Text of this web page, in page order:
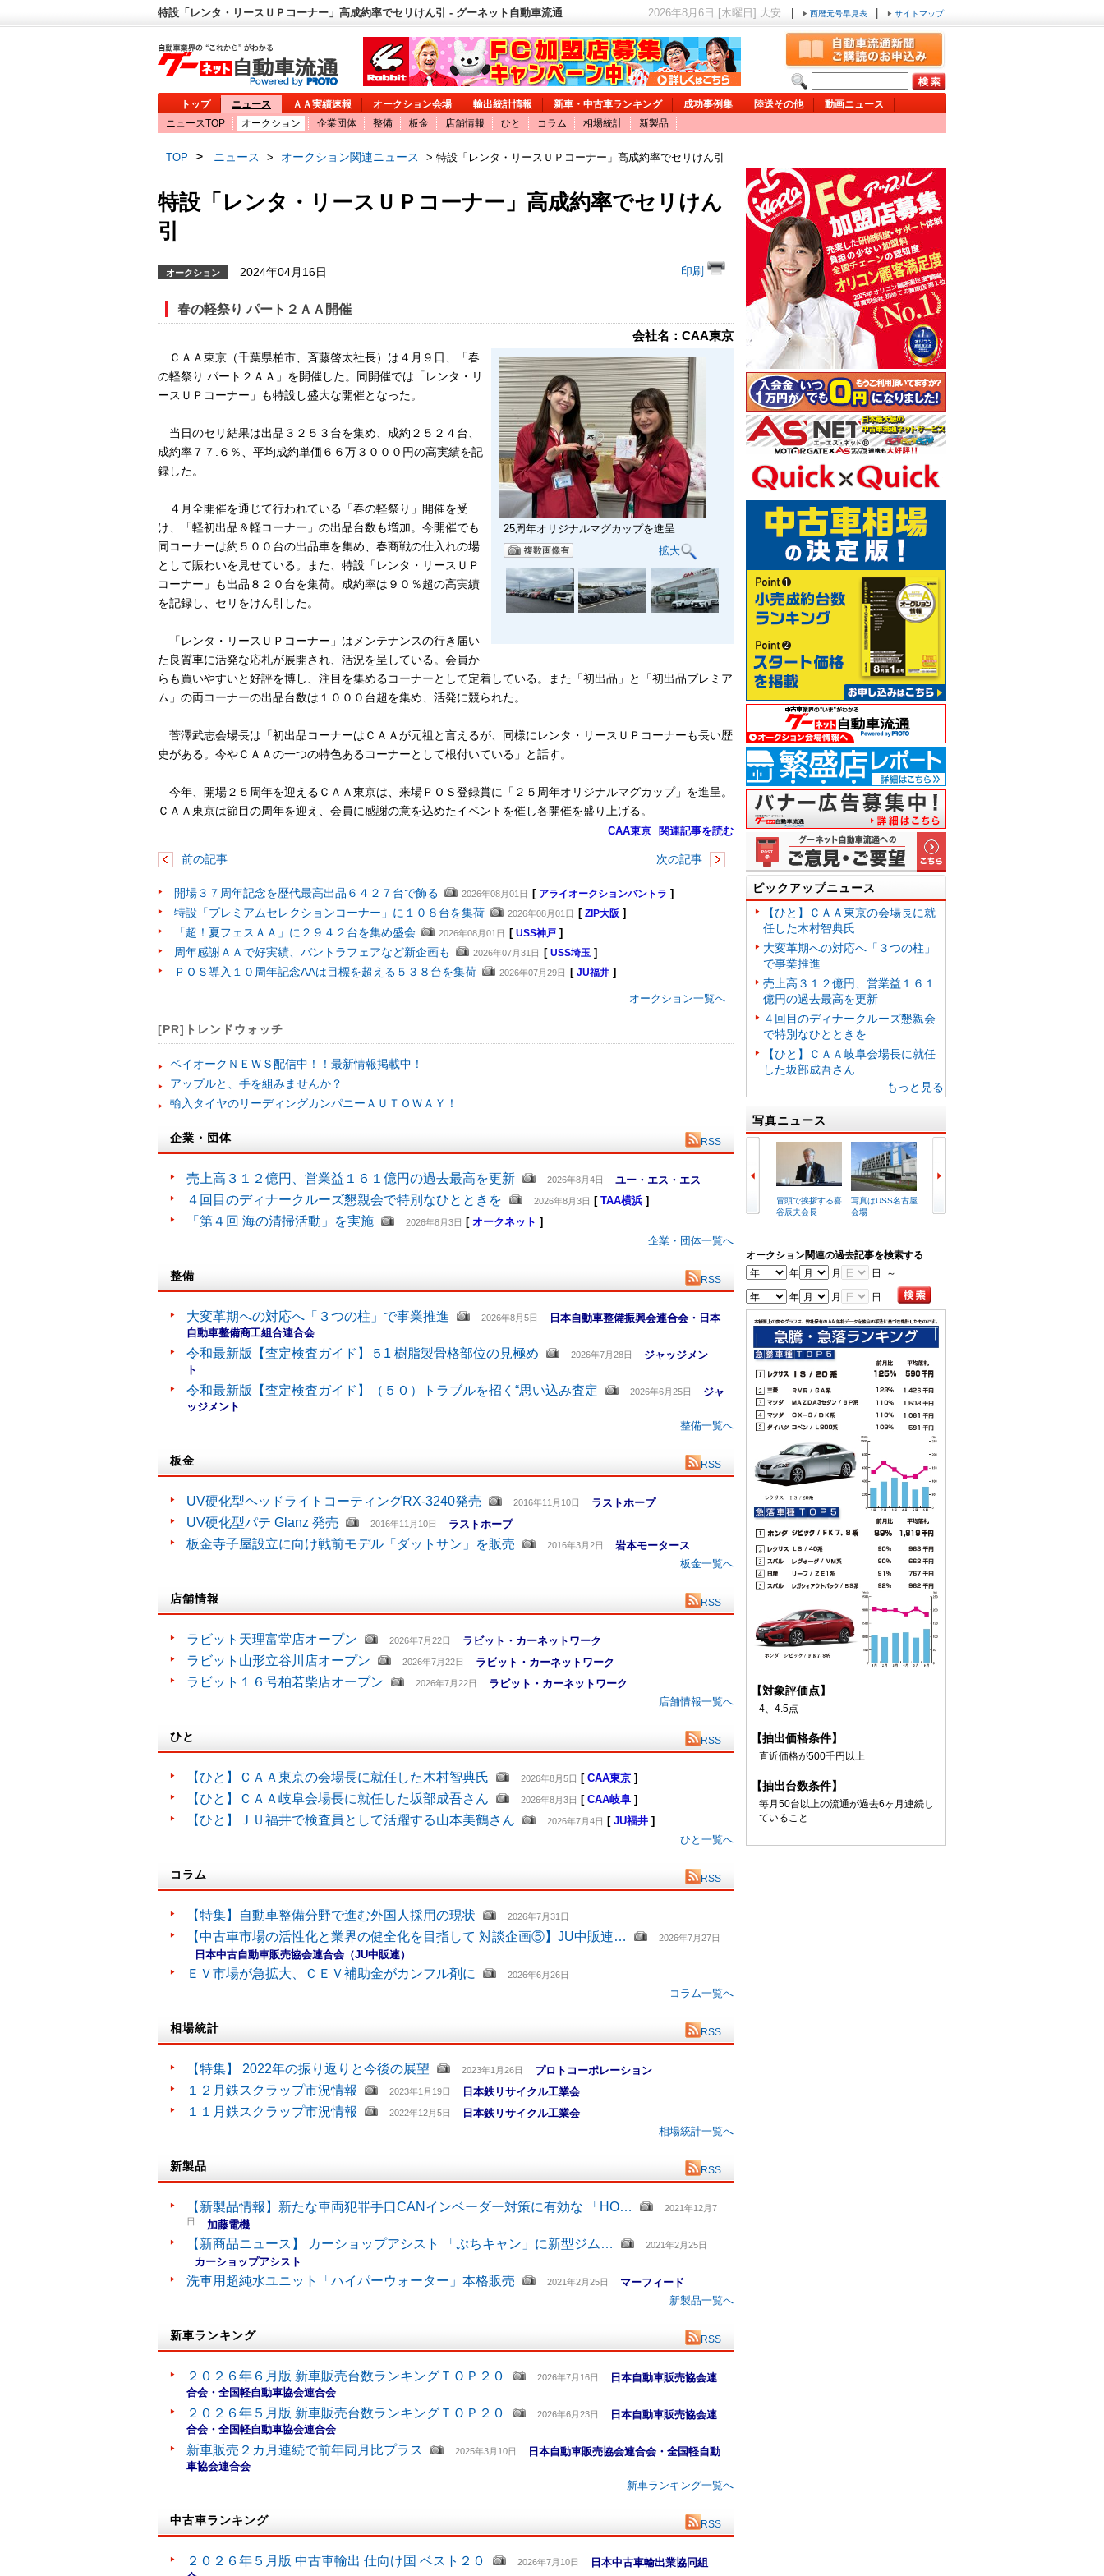
特設「レンタ・リースＵＰコーナー」高成約率でセリけん引 - グーネット自動車流通 2026年8月6日 [木曜日] 大安 西暦元号早見表 サイトマップ
トップ ニュース ＡＡ実績速報 オークション会場 輸出統計情報 新車・中古車ランキング 成功事例集 陸送その他
動画ニュース
ニュースTOP
オークション 企業団体 整備 板金 店舗情報 ひと コラム 相場統計 新製品
TOP > ニュース > オークション関連ニュース > 特設「レンタ・リースＵＰコーナー」高成約率でセリけん引
特設「レンタ・リースＵＰコーナー」高成約率でセリけん
引
オークション 2024年04月16日 印刷
春の軽祭り パート２ＡＡ開催
会社名：CAA東京
25周年オリジナルマグカップを進呈
拡大
ＣＡＡ東京（千葉県柏市、斉藤啓太社長）は４月９日、「春
の軽祭り パート２ＡＡ」を開催した。同開催では「レンタ・リ
ースＵＰコーナー」も特設し盛大な開催となった。
当日のセリ結果は出品３２５３台を集め、成約２５２４台、
成約率７７.６％、平均成約単価６６万３０００円の高実績を記
録した。
４月全開催を通じて行われている「春の軽祭り」開催を受
け、「軽初出品＆軽コーナー」の出品台数も増加。今開催でも
同コーナーは約５００台の出品車を集め、春商戦の仕入れの場
として賑わいを見せている。また、特設「レンタ・リースＵＰ
コーナー」も出品８２０台を集荷。成約率は９０％超の高実績
を記録し、セリをけん引した。
「レンタ・リースＵＰコーナー」はメンテナンスの行き届い
た良質車に活発な応札が展開され、活況を呈している。会員か
らも買いやすいと好評を博し、注目を集めるコーナーとして定着している。また「初出品」と「初出品プレミア
ム」の両コーナーの出品台数は１０００台超を集め、活発に競られた。
菅澤武志会場長は「初出品コーナーはＣＡＡが元祖と言えるが、同様にレンタ・リースＵＰコーナーも長い歴
史がある。今やＣＡＡの一つの特色あるコーナーとして根付いている」と話す。
今年、開場２５周年を迎えるＣＡＡ東京は、来場ＰＯＳ登録賞に「２５周年オリジナルマグカップ」を進呈。
ＣＡＡ東京は節目の周年を迎え、会員に感謝の意を込めたイベントを催し各開催を盛り上げる。
CAA東京 関連記事を読む
前の記事 次の記事
開場３７周年記念を歴代最高出品６４２７台で飾る 2026年08月01日 [ アライオークションバントラ ]
特設「プレミアムセレクションコーナー」に１０８台を集荷 2026年08月01日 [ ZIP大阪 ]
「超！夏フェスＡＡ」に２９４２台を集め盛会 2026年08月01日 [ USS神戸 ]
周年感謝ＡＡで好実績、バントラフェアなど新企画も 2026年07月31日 [ USS埼玉 ]
ＰＯＳ導入１０周年記念AAは目標を超える５３８台を集荷 2026年07月29日 [ JU福井 ]
オークション一覧へ
[PR]トレンドウォッチ
ベイオークＮＥＷＳ配信中！！最新情報掲載中！
アップルと、手を組みませんか？
輸入タイヤのリーディングカンパニーＡＵＴＯＷＡＹ！
企業・団体 RSS
売上高３１２億円、営業益１６１億円の過去最高を更新 2026年8月4日 ユー・エス・エス
４回目のディナークルーズ懇親会で特別なひとときを 2026年8月3日 [ TAA横浜 ]
「第４回 海の清掃活動」を実施 2026年8月3日 [ オークネット ]
企業・団体一覧へ
整備 RSS
大変革期への対応へ「３つの柱」で事業推進 2026年8月5日 日本自動車整備振興会連合会・日本
自動車整備商工組合連合会
令和最新版【査定検査ガイド】５1 樹脂製骨格部位の見極め
2026年7月28日 ジャッジメン
ト
令和最新版【査定検査ガイド】（５０）トラブルを招く“思い込み査定
2026年6月25日 ジャ
ッジメント
整備一覧へ
板金 RSS
UV硬化型ヘッドライトコーティングRX-3240発売 2016年11月10日 ラストホープ
UV硬化型パテ Glanz 発売 2016年11月10日 ラストホープ
板金寺子屋設立に向け戦前モデル「ダットサン」を販売 2016年3月2日
岩本モータース
板金一覧へ
店舗情報 RSS
ラビット天理富堂店オープン 2026年7月22日 ラビット・カーネットワーク
ラビット山形立谷川店オープン 2026年7月22日 ラビット・カーネットワーク
ラビット１６号柏若柴店オープン 2026年7月22日
ラビット・カーネットワーク
店舗情報一覧へ
ひと RSS
【ひと】ＣＡＡ東京の会場長に就任した木村智典氏 2026年8月5日 [ CAA東京 ]
【ひと】ＣＡＡ岐阜会場長に就任した坂部成吾さん 2026年8月3日 [ CAA岐阜 ]
【ひと】ＪＵ福井で検査員として活躍する山本美鶴さん 2026年7月4日 [ JU福井 ]
ひと一覧へ
コラム RSS
【特集】自動車整備分野で進む外国人採用の現状 2026年7月31日
【中古車市場の活性化と業界の健全化を目指して 対談企画⑤】JU中販連… 2026年7月27日
日本中古自動車販売協会連合会（JU中販連）
ＥＶ市場が急拡大、ＣＥＶ補助金がカンフル剤に 2026年6月26日
コラム一覧へ
相場統計 RSS
【特集】 2022年の振り返りと今後の展望 2023年1月26日 プロトコーポレーション
１２月鉄スクラップ市況情報 2023年1月19日 日本鉄リサイクル工業会
１１月鉄スクラップ市況情報 2022年12月5日
日本鉄リサイクル工業会
相場統計一覧へ
新製品 RSS
【新製品情報】新たな車両犯罪手口CANインベーダー対策に有効な 「HO… 2021年12月7
日 加藤電機
【新商品ニュース】 カーショップアシスト 「ぷちキャン」に新型ジム… 2021年2月25日
カーショップアシスト
洗車用超純水ユニット「ハイパーウォーター」本格販売 2021年2月25日
マーフィード
新製品一覧へ
新車ランキング RSS
２０２６年６月版 新車販売台数ランキングＴＯＰ２０ 2026年7月16日 日本自動車販売協会連
合会・全国軽自動車協会連合会
２０２６年５月版 新車販売台数ランキングＴＯＰ２０
2026年6月23日 日本自動車販売協会連
合会・全国軽自動車協会連合会
新車販売２カ月連続で前年同月比プラス
2025年3月10日 日本自動車販売協会連合会・全国軽自動
車協会連合会
新車ランキング一覧へ
中古車ランキング RSS
２０２６年５月版 中古車輸出 仕向け国 ベスト２０ 2026年7月10日 日本中古車輸出業協同組
ピックアップニュース
【ひと】ＣＡＡ東京の会場長に就
任した木村智典氏
大変革期への対応へ「３つの柱」
で事業推進
売上高３１２億円、営業益１６１
億円の過去最高を更新
４回目のディナークルーズ懇親会
で特別なひとときを
【ひと】ＣＡＡ岐阜会場長に就任
した坂部成吾さん
もっと見る
写真ニュース
冒頭で挨拶する喜
谷辰夫会長
写真はUSS名古屋
会場
田会場長が感…
オークション関連の過去記事を検索する
年
月 日 ～
年 月 日
【対象評価点】
4、4.5点
【抽出価格条件】
直近価格が500千円以上
【抽出台数条件】
毎月50台以上の流通が過去6ヶ月連続し
ていること